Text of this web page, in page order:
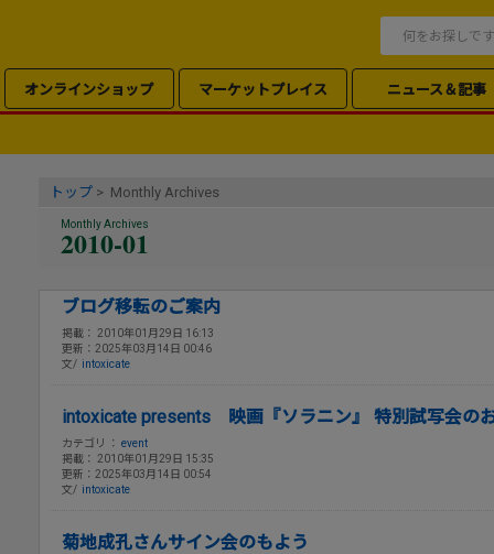
オンラインショップ マーケットプレイス ニュース＆記事
トップ > Monthly Archives
Monthly Archives
2010-01
ブログ移転のご案内
掲載： 2010年01月29日 16:13
更新：2025年03月14日 00:46
文/ intoxicate
intoxicate presents 映画『ソラニン』 特別試写会の
カテゴリ ： event
掲載： 2010年01月29日 15:35
更新：2025年03月14日 00:54
文/ intoxicate
菊地成孔さんサイン会のもよう